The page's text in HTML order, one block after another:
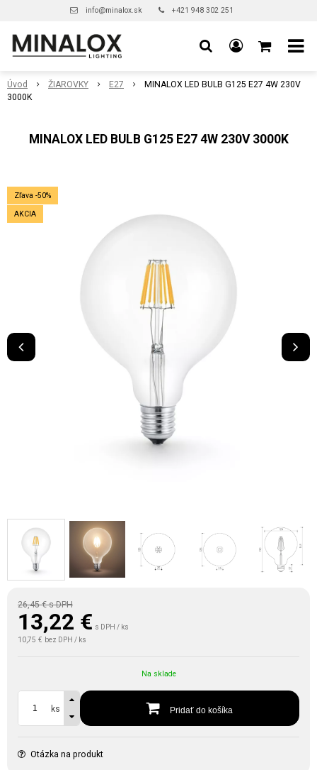
info@minalox.sk +421 948 302 251
Úvod ŽIAROVKY E27
MINALOX LED BULB G125 E27 4W 230V
3000K
MINALOX LED BULB G125 E27 4W 230V 3000K
Zľava -50%
AKCIA
26,45 €s DPH
13,22 € s DPH / ks
10,75 € bez DPH / ks
Na sklade
ks Pridať do košíka
Otázka na produkt